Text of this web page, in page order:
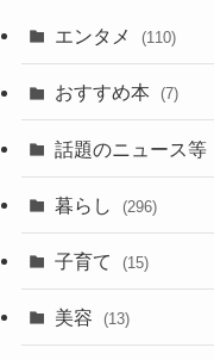
エンタメ (110)
おすすめ本 (7)
話題のニュース等
暮らし (296)
子育て (15)
美容 (13)